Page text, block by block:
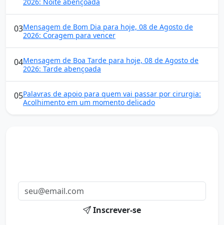
03Mensagem de Bom Dia para hoje, 08 de Agosto de
2026: Coragem para vencer
04Mensagem de Boa Tarde para hoje, 08 de Agosto de
2026: Tarde abençoada
05Palavras de apoio para quem vai passar por cirurgia:
Acolhimento em um momento delicado
Inscrever-se